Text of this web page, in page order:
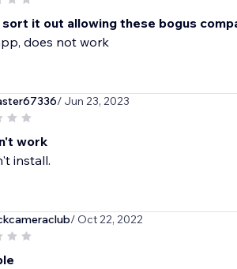
sort it out allowing these bogus
does not work
/ Jun 23, 2023
work
install.
/ Oct 22, 2022